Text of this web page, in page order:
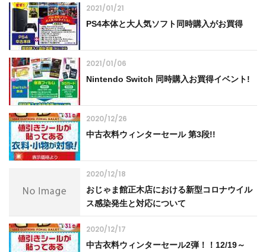
2021/01/21
PS4本体と大人気ソフト同時購入がお買得
2021/01/06
Nintendo Switch 同時購入お買得イベント!
2020/12/26
中古衣料ウィンターセール 第3段!!
2020/12/18
おじゃま館正木店における新型コロナウイル
ス感染発生と対応について
2020/12/17
中古衣料ウィンターセール2弾！！12/19～